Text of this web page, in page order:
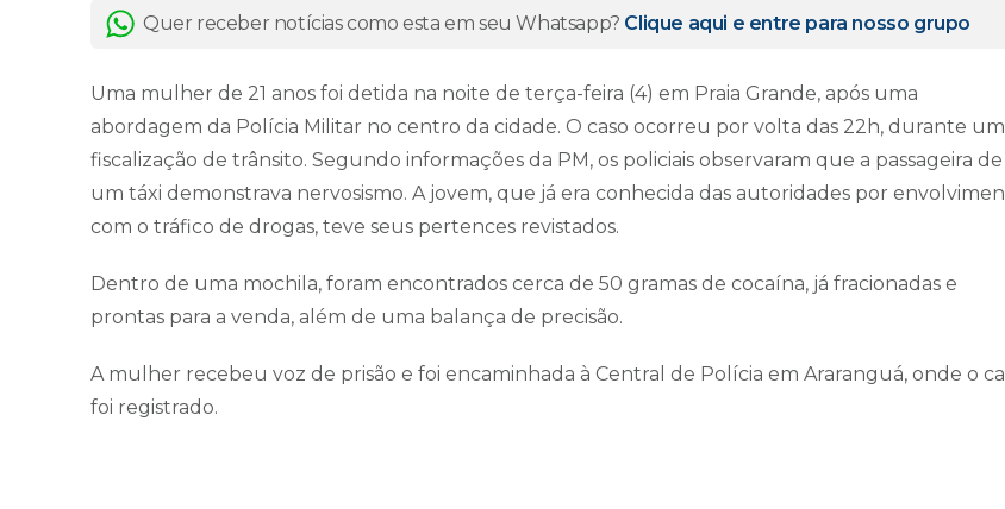
Quer receber notícias como esta em seu Whatsapp? Clique aqui e entre para nosso grupo
Uma mulher de 21 anos foi detida na noite de terça-feira (4) em Praia Grande, após uma
abordagem da Polícia Militar no centro da cidade. O caso ocorreu por volta das 22h, durante
fiscalização de trânsito. Segundo informações da PM, os policiais observaram que a passageira de
um táxi demonstrava nervosismo. A jovem, que já era conhecida das autoridades por
com o tráfico de drogas, teve seus pertences revistados.
Dentro de uma mochila, foram encontrados cerca de 50 gramas de cocaína, já fracionadas e
prontas para a venda, além de uma balança de precisão.
A mulher recebeu voz de prisão e foi encaminhada à Central de Polícia em Araranguá, onde o
foi registrado.